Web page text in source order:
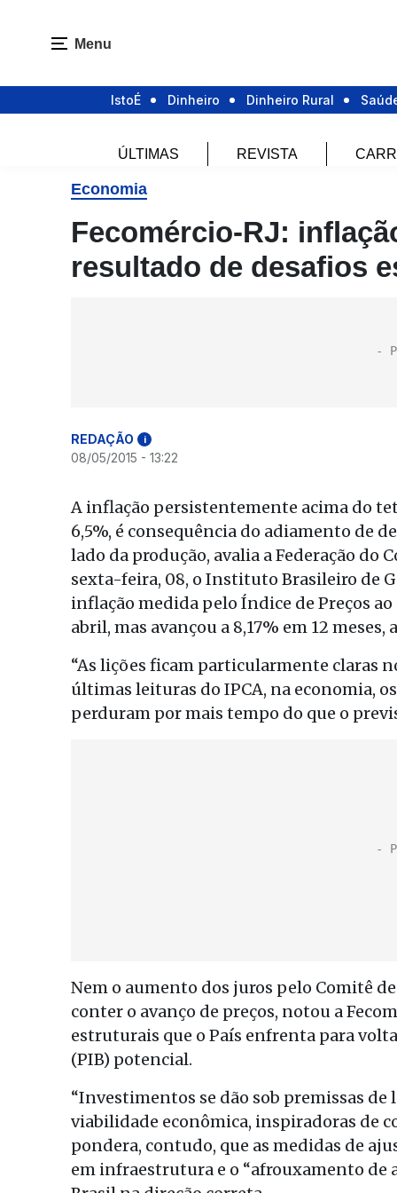
Menu
IstoÉ Dinheiro Dinheiro Rural
ÚLTIMAS REVISTA
Economia
Fecomércio-RJ:
resultado de desafios
REDAÇÃO i
08/05/2015 - 13:22
A inflação persistentemente acima do
6,5%, é consequência do adiamento de
lado da produção, avalia a Federação do
sexta-feira, 08, o Instituto Brasileiro de
inflação medida pelo Índice de Preços
abril, mas avançou a 8,17% em 12
“As lições ficam particularmente claras
últimas leituras do IPCA, na economia,
perduram por mais tempo do que o
Nem o aumento dos juros pelo Comitê
conter o avanço de preços, notou a
estruturais que o País enfrenta para
(PIB) potencial.
“Investimentos se dão sob premissas
viabilidade econômica, inspiradoras de
pondera, contudo, que as medidas de
em infraestrutura e o “afrouxamento de